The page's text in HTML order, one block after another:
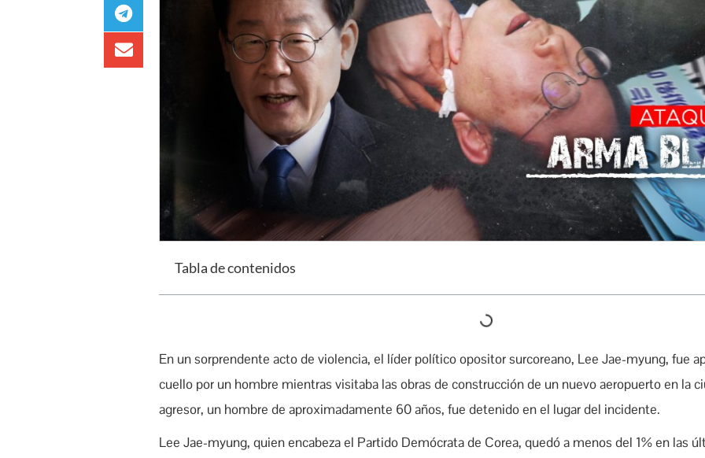
Tabla de contenidos
En un sorprendente acto de violencia, el líder político opositor surcoreano, Lee Jae-myung, fue
cuello por un hombre mientras visitaba las obras de construcción de un nuevo aeropuerto en la
agresor, un hombre de aproximadamente 60 años, fue detenido en el lugar del incidente.
Lee Jae-myung, quien encabeza el Partido Demócrata de Corea, quedó a menos del 1% en las